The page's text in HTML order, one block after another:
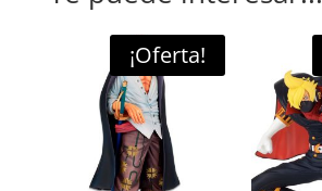
¡Oferta!